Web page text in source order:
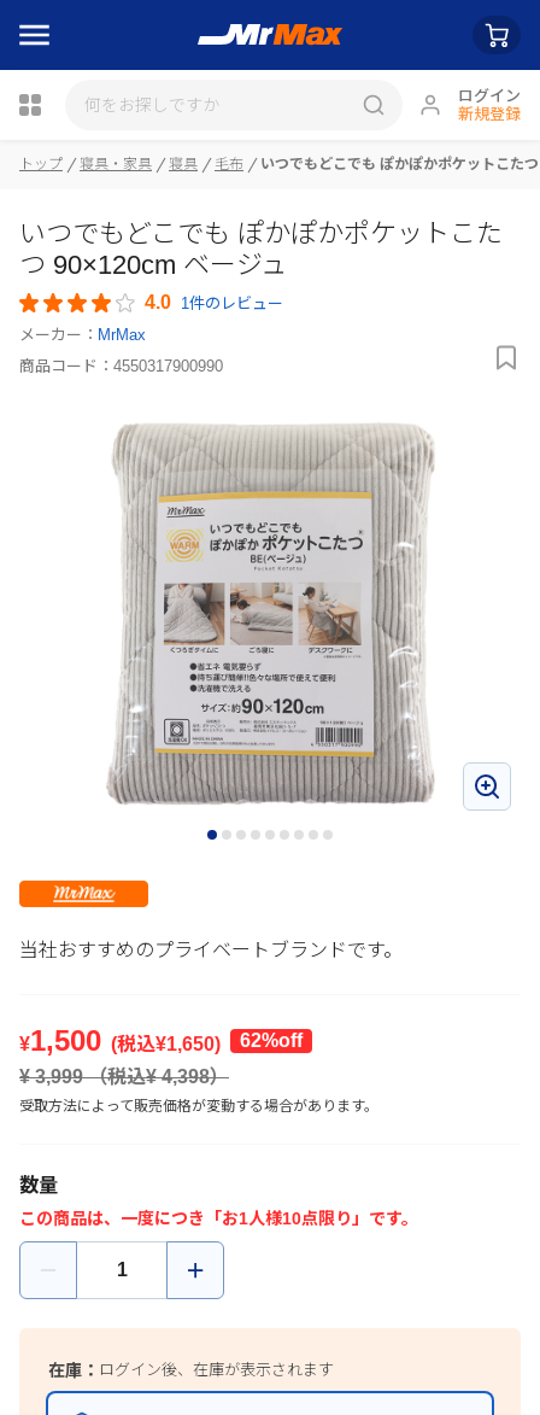
ログイン
新規登録
瓶詰
トップ 寝具・家具 寝具 毛布 いつでもどこでも ぽかぽかポケットこた
いつでもどこでも ぽかぽかポケットこた
つ 90×120cm ベージュ
4.0 1件のレビュー
メーカー： MrMax
商品コード： 4550317900990
当社おすすめのプライベートブランドです。
¥1,500 (税込¥1,650)
62%off
¥ 3,999（税込¥4,398）
受取方法によって販売価格が変動する場合があります。
数量
この商品は、一度につき「お1人様10点限り」です。
在庫： ログイン後、在庫が表示されます